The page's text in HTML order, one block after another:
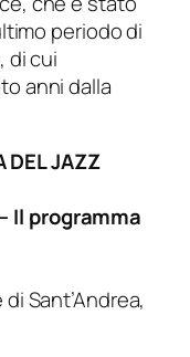
periodo di
di cui
anni dalla
DEL JAZZ
Il programma
Sant’Andrea,